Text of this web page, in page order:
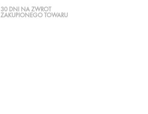
30 DNI NA ZWROT
ZAKUPIONEGO TOWARU